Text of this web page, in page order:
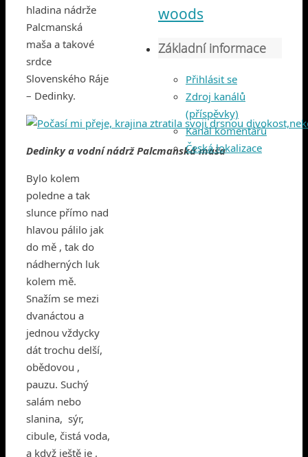
hladina nádrže
Palcmanská
maša a takové
srdce
Slovenského Ráje
– Dedinky.
Dedinky a vodní nádrž Palcmanská maša
Bylo kolem
poledne a tak
slunce přímo nad
hlavou pálilo jak
do mě , tak do
nádherných luk
kolem mě.
Snažím se mezi
dvanáctou a
jednou vždycky
dát trochu delší,
obědovou ,
pauzu. Suchý
salám nebo
slanina, sýr,
cibule, čistá voda,
a když ještě je ,
woods
Základní informace
Přihlásit se
Zdroj kanálů
(příspěvky)
Kanál komentářů
Česká lokalizace